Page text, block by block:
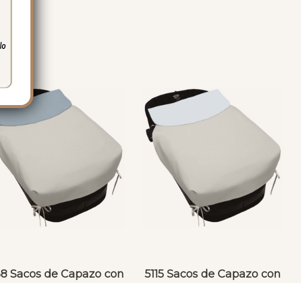
Sacos de Capazo con
5115 Sacos de Capazo con